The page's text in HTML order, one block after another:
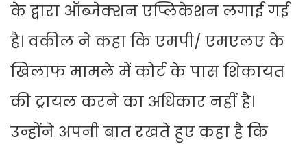
के द्वारा ऑब्जेक्शन एप्लिकेशन लगाई गई
है। वकील ने कहा कि एमपी/ एमएलए के
खिलाफ मामले में कोर्ट के पास शिकायत
की ट्रायल करने का अधिकार नहीं है।
उन्होंने अपनी बात रखते हुए कहा है कि